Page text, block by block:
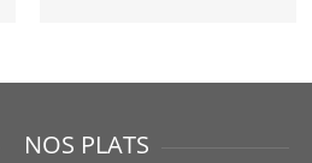
NOS PLATS